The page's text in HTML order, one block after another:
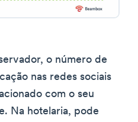
o número de
nas redes sociais
com o seu
Na hotelaria, pode